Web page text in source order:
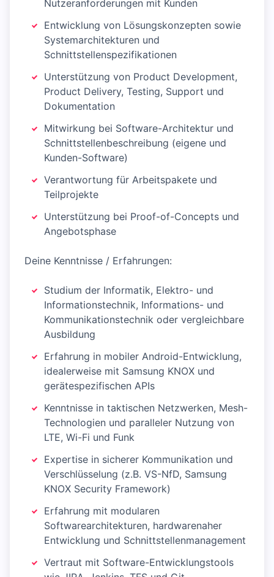
Nutzeranforderungen mit Kunden
Entwicklung von Lösungskonzepten sowie
Systemarchitekturen und
Schnittstellenspezifikationen
Unterstützung von Product Development,
Product Delivery, Testing, Support und
Dokumentation
Mitwirkung bei Software-Architektur und
Schnittstellenbeschreibung (eigene und
Kunden-Software)
Verantwortung für Arbeitspakete und
Teilprojekte
Unterstützung bei Proof-of-Concepts und
Angebotsphase
Deine Kenntnisse / Erfahrungen:
Studium der Informatik, Elektro- und
Informationstechnik, Informations- und
Kommunikationstechnik oder vergleichbare
Ausbildung
Erfahrung in mobiler Android-Entwicklung,
idealerweise mit Samsung KNOX und
gerätespezifischen APIs
Kenntnisse in taktischen Netzwerken, Mesh-
Technologien und paralleler Nutzung von
LTE, Wi-Fi und Funk
Expertise in sicherer Kommunikation und
Verschlüsselung (z.B. VS-NfD, Samsung
KNOX Security Framework)
Erfahrung mit modularen
Softwarearchitekturen, hardwarenaher
Entwicklung und Schnittstellenmanagement
Vertraut mit Software-Entwicklungstools